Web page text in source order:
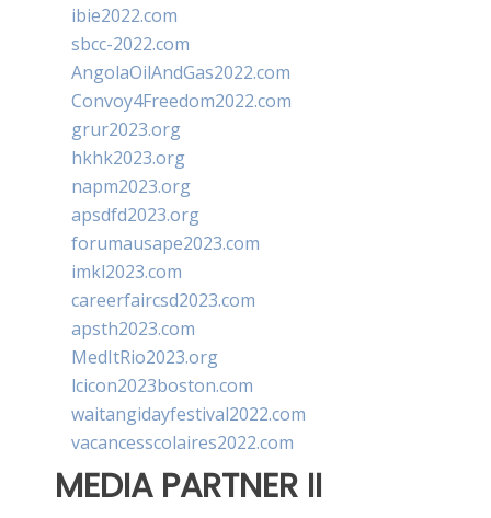
ibie2022.com
sbcc-2022.com
AngolaOilAndGas2022.com
Convoy4Freedom2022.com
grur2023.org
hkhk2023.org
napm2023.org
apsdfd2023.org
forumausape2023.com
imkl2023.com
careerfaircsd2023.com
apsth2023.com
MedItRio2023.org
lcicon2023boston.com
waitangidayfestival2022.com
vacancesscolaires2022.com
MEDIA PARTNER II